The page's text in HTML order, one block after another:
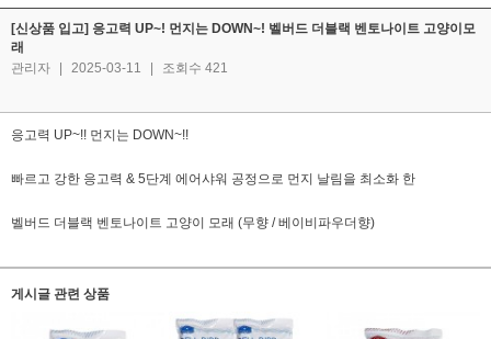
[신상품 입고] 응고력 UP~! 먼지는 DOWN~! 벨버드 더블랙 벤토나이트 고양이모
래
관리자
2025-03-11 조회수 421
응고력 UP~!! 먼지는 DOWN~!!
빠르고 강한 응고력 & 5단계 에어샤워 공정으로 먼지 날림을 최소화 한
벨버드 더블랙 벤토나이트 고양이 모래 (무향 / 베이비파우더향)
게시글 관련 상품